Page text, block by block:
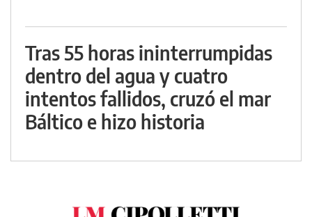
Tras 55 horas ininterrumpidas
dentro del agua y cuatro
intentos fallidos, cruzó el mar
Báltico e hizo historia